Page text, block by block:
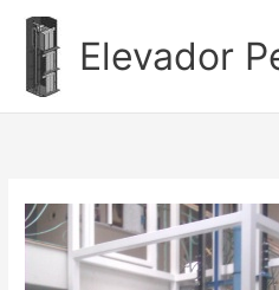
contenido
Elevador